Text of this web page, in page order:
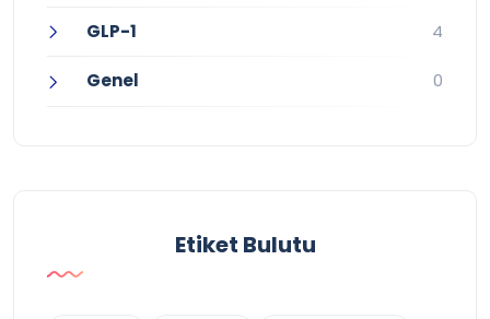
GLP-1 4
Genel 0
Etiket Bulutu